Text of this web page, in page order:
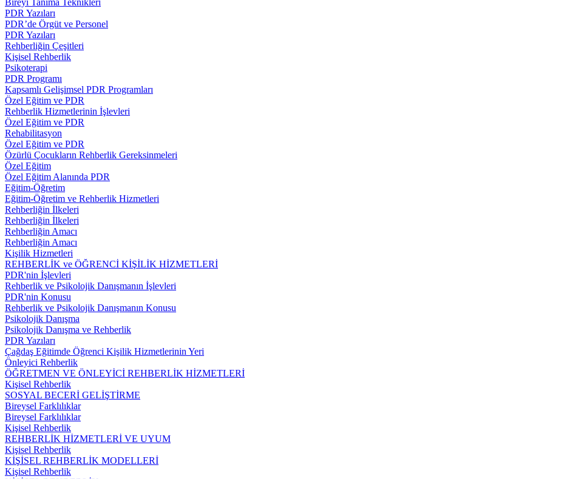
Bireyi Tanıma Teknikleri
PDR Yazıları
PDR’de Örgüt ve Personel
PDR Yazıları
Rehberliğin Çeşitleri
Kişisel Rehberlik
Psikoterapi
PDR Programı
Kapsamlı Gelişimsel PDR Programları
Özel Eğitim ve PDR
Rehberlik Hizmetlerinin İşlevleri
Özel Eğitim ve PDR
Rehabilitasyon
Özel Eğitim ve PDR
Özürlü Çocukların Rehberlik Gereksinmeleri
Özel Eğitim
Özel Eğitim Alanında PDR
Eğitim-Öğretim
Eğitim-Öğretim ve Rehberlik Hizmetleri
Rehberliğin İlkeleri
Rehberliğin İlkeleri
Rehberliğin Amacı
Rehberliğin Amacı
Kişilik Hizmetleri
REHBERLİK ve ÖĞRENCİ KİŞİLİK HİZMETLERİ
PDR'nin İşlevleri
Rehberlik ve Psikolojik Danışmanın İşlevleri
PDR'nin Konusu
Rehberlik ve Psikolojik Danışmanın Konusu
Psikolojik Danışma
Psikolojik Danışma ve Rehberlik
PDR Yazıları
Çağdaş Eğitimde Öğrenci Kişilik Hizmetlerinin Yeri
Önleyici Rehberlik
ÖĞRETMEN VE ÖNLEYİCİ REHBERLİK HİZMETLERİ
Kişisel Rehberlik
SOSYAL BECERİ GELİŞTİRME
Bireysel Farklılıklar
Bireysel Farklılıklar
Kişisel Rehberlik
REHBERLİK HİZMETLERİ VE UYUM
Kişisel Rehberlik
KİŞİSEL REHBERLİK MODELLERİ
Kişisel Rehberlik